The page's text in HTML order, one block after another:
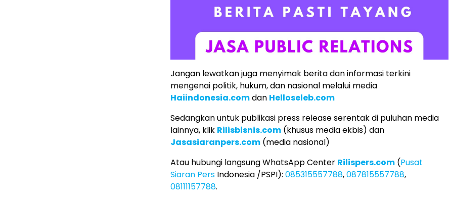
Jangan lewatkan juga menyimak berita dan informasi terkini
mengenai politik, hukum, dan nasional melalui media
Haiindonesia.comdan Helloseleb.com
Sedangkan untuk publikasi press release serentak di puluhan media
lainnya, klik Rilisbisnis.com (khusus media ekbis) dan
Jasasiaranpers.com (media nasional)
Atau hubungi langsung WhatsApp Center Rilispers.com (Pusat
Siaran Pers Indonesia /PSPI): 085315557788,087815557788,
08111157788.